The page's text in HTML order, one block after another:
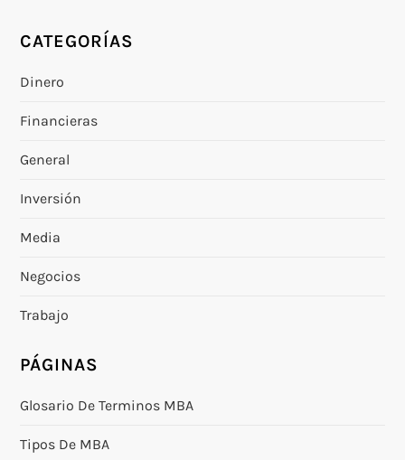
CATEGORÍAS
Dinero
Financieras
General
Inversión
Media
Negocios
Trabajo
PÁGINAS
Glosario De Terminos MBA
Tipos De MBA